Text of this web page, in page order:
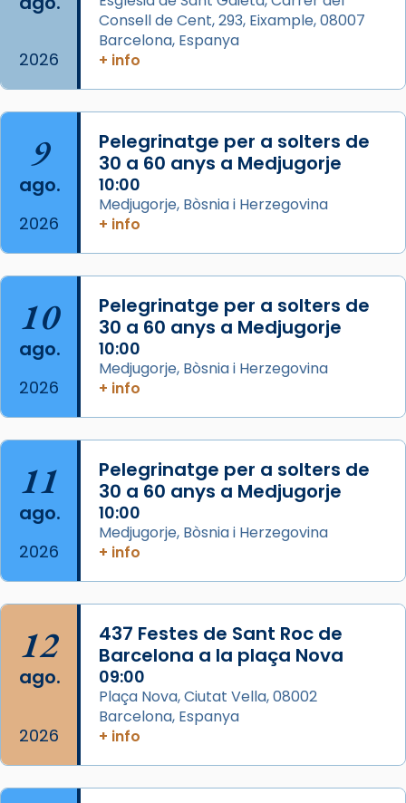
Aquest dilluns, 27 de juliol, ha tingut lloc la
missa d’acció de gràcies en agraïment al
comitè organitzador de la visita apostòlica
L’arquebisbe de Barcelona, el cardenal Joan
Josep Omella, ha presidit la missa i l’ha
concelebrat el bisbe auxiliar de Barcelona,
Mons. David Abadías.
📸 Dr. G. Simón
Foto
Arquebisbat de Barcelona
2 weeks ago
Memòria de les santes Juliana i
Acompanyant la història de sant Cugat, a
partir de l’Edat Mitjana sorgeix la tradició
que les santes Juliana (“relatiu a Júlia”) i
Semproniana (“relatiu a Semprònia =
eterna”) són deixebles seves. I l’any 1667, el
frare Joan Gaspar Roig, afirma en una obra
que les santes són filles de l’antiga Iluro.
Mataró en reivindicarà les relíq
Foto
View on Facebook · Share
2026
Consell de Cent, 293, Eixample, 08007
Barcelona, Espanya
+ info
9
ago.
2026
Pelegrinatge per a solters de
30 a 60 anys a Medjugorje
10:00
Medjugorje, Bòsnia i Herzegovina
+ info
10
ago.
2026
Pelegrinatge per a solters de
30 a 60 anys a Medjugorje
10:00
Medjugorje, Bòsnia i Herzegovina
+ info
11
ago.
2026
Pelegrinatge per a solters de
30 a 60 anys a Medjugorje
10:00
Medjugorje, Bòsnia i Herzegovina
+ info
12
ago.
2026
437 Festes de Sant Roc de
Barcelona a la plaça Nova
09:00
Plaça Nova, Ciutat Vella, 08002
Barcelona, Espanya
+ info